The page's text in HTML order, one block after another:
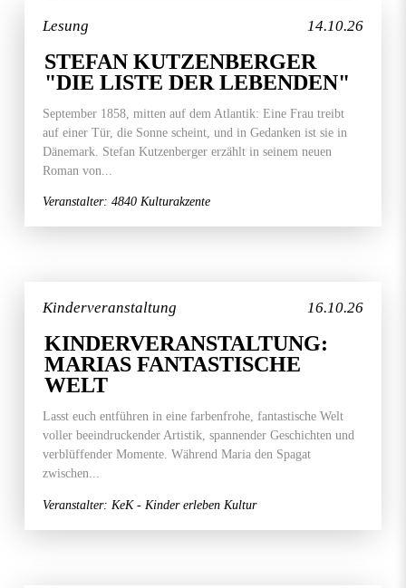
14.10.26
Lesung
STEFAN KUTZENBERGER
"DIE LISTE DER LEBENDEN"
September 1858, mitten auf dem Atlantik: Eine Frau treibt
auf einer Tür, die Sonne scheint, und in Gedanken ist sie in
Dänemark. Stefan Kutzenberger erzählt in seinem neuen
Roman von...
Veranstalter: 4840 Kulturakzente
16.10.26
Kinderveranstaltung
KINDERVERANSTALTUNG:
MARIAS FANTASTISCHE
WELT
Lasst euch entführen in eine farbenfrohe, fantastische Welt
voller beeindruckender Artistik, spannender Geschichten und
verblüffender Momente. Während Maria den Spagat
zwischen...
Veranstalter: KeK - Kinder erleben Kultur